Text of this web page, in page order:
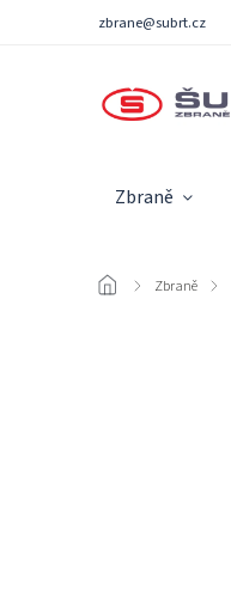
zbrane@subrt.cz
Zbraně
/ Zbraně /